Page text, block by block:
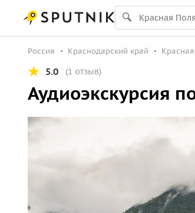
Россия Краснодарский край
5.0 (1 отзыв)
Аудиоэкскурсия